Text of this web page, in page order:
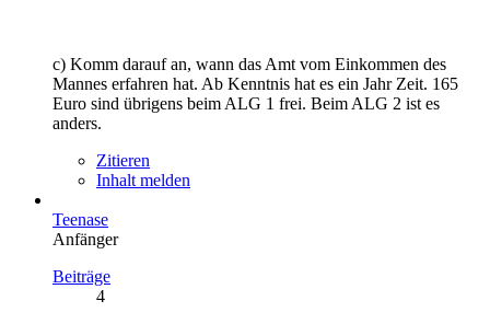
c) Komm darauf an, wann das Amt vom Einkommen des
Mannes erfahren hat. Ab Kenntnis hat es ein Jahr Zeit. 165
Euro sind übrigens beim ALG 1 frei. Beim ALG 2 ist es
anders.
Zitieren
Inhalt melden
Teenase
Anfänger
Beiträge
4